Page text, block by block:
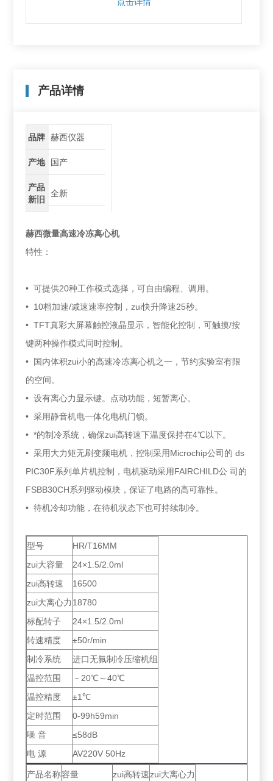
产品详情
品牌 赫西仪器
产地 国产
产品
新旧
全新
赫西微量高速冷冻离心机
特性：
• 可提供20种工作模式选择，可自由编程、调用。
• 10档加速/减速速率控制，zui快升降速25秒。
• TFT真彩大屏幕触控液晶显示，智能化控制，可触摸/按
键两种操作模式同时控制。
• 国内体积zui小的高速冷冻离心机之一，节约实验室有限
的空间。
• 设有离心力显示键。点动功能，短暂离心。
• 采用静音机电一体化电机门锁。
• *的制冷系统，确保zui高转速下温度保持在4℃以下。
• 采用大力矩无刷变频电机，控制采用Microchip公司的 ds
PIC30F系列单片机控制，电机驱动采用FAIRCHILD公 司的
FSBB30CH系列驱动模块，保证了电路的高可靠性。
• 待机冷却功能，在待机状态下也可持续制冷。
型号
HR/T16MM
zui大容量
24×1.5/2.0ml
zui高转速
16500
zui大离心力 18780
标配转子
24×1.5/2.0ml
转速精度
±50r/min
制冷系统
进口无氟制冷压缩机组
温控范围
－20℃～40℃
温控精度
±1℃
定时范围
0-99h59min
噪 音
≤58dB
电 源
AV220V 50Hz
产品名称容量
zui高转速zui大离心力